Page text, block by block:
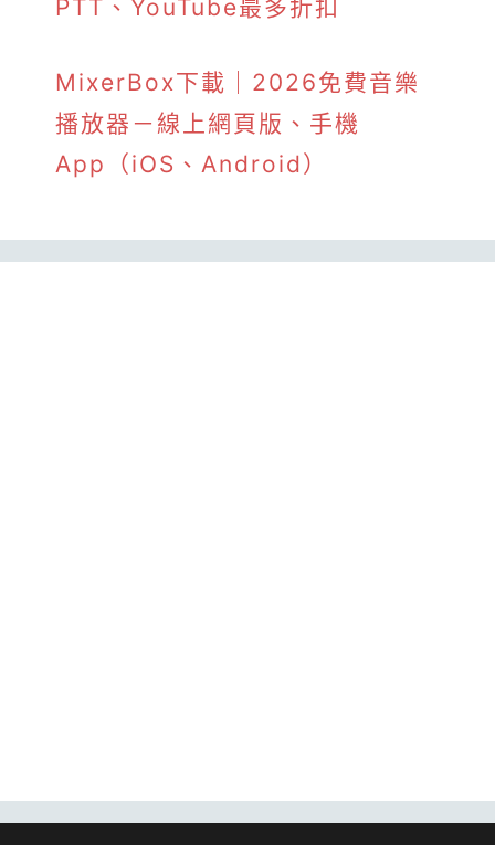
PTT、YouTube最多折扣
MixerBox下載｜2026免費音樂
播放器－線上網頁版、手機
App（iOS、Android）